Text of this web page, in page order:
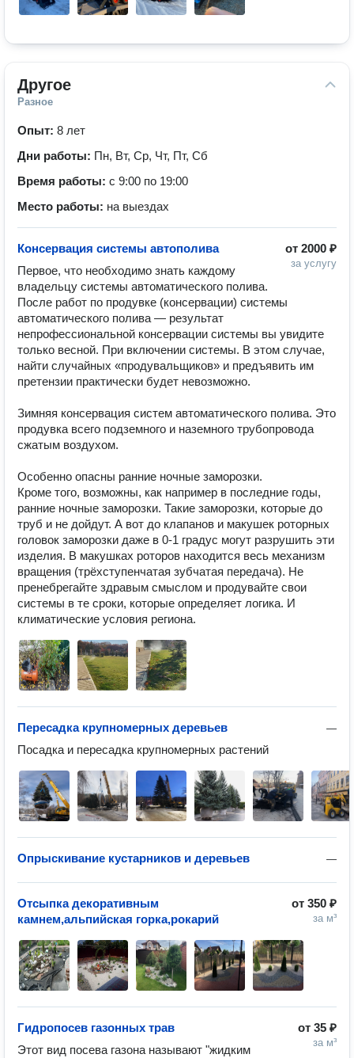
Другое
Разное
Опыт: 8 лет
Дни работы: Пн, Вт, Ср, Чт, Пт, Сб
Время работы: с 9:00 по 19:00
Место работы: на выездах
от 2000 ₽
за услугу
Консервация системы автополива
Первое, что необходимо знать каждому
владельцу системы автоматического полива.
После работ по продувке (консервации) системы
автоматического полива — результат
непрофессиональной консервации системы вы увидите
только весной. При включении системы. В этом случае,
найти случайных «продувальщиков» и предъявить им
претензии практически будет невозможно.
Зимняя консервация систем автоматического полива. Это
продувка всего подземного и наземного трубопровода
сжатым воздухом.
Особенно опасны ранние ночные заморозки.
Кроме того, возможны, как например в последние годы,
ранние ночные заморозки. Такие заморозки, которые до
труб и не дойдут. А вот до клапанов и макушек роторных
головок заморозки даже в 0-1 градус могут разрушить эти
изделия. В макушках роторов находится весь механизм
вращения (трёхступенчатая зубчатая передача). Не
пренебрегайте здравым смыслом и продувайте свои
системы в те сроки, которые определяет логика. И
—
Пересадка крупномерных деревьев
Посадка и пересадка крупномерных растений
—
Опрыскивание кустарников и деревьев
от 350 ₽
за м³
Отсыпка декоративным
камнем,альпийская горка,рокарий
от 35 ₽
за м³
Гидропосев газонных трав
Этот вид посева газона называют "жидким